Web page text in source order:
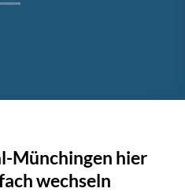
Münchingen hier
wechseln